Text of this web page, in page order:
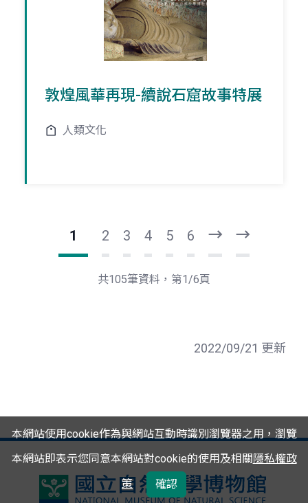
敦煌風華再現-續說石窟故事特展
人類文化
1 2 3 4 5 6
一
頁
後
共105筆資料，第1/6頁
2022/09/21 更新
國
本網站使用cookie作為與網站互動時識別瀏覽器之用，瀏覽
本網站即表示您同意本網站對cookie的使用及相關隱私權政
策
確認